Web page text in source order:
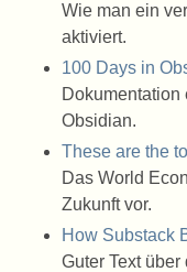
Wie man ein
aktiviert.
100 Days in
Dokumentation
Obsidian.
These are the
Das World
Zukunft vor.
How Substack
Guter Text